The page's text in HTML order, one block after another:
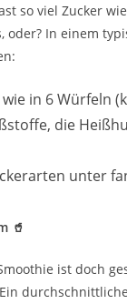
so viel Zucker
oder? In einem
in 6 Würfeln
die
unter
🥤
ist doch